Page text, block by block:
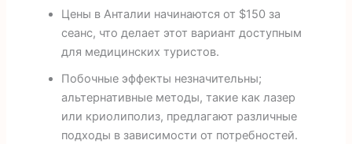
Цены в Анталии начинаются от $150 за
сеанс, что делает этот вариант доступным
для медицинских туристов.
Побочные эффекты незначительны;
альтернативные методы, такие как лазер
или криолиполиз, предлагают различные
подходы в зависимости от потребностей.